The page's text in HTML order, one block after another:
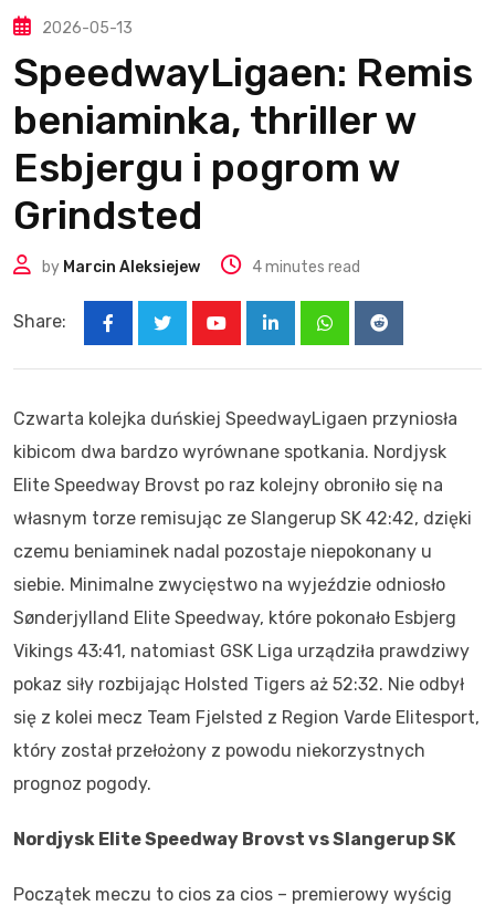
2026-05-13
SpeedwayLigaen: Remis
beniaminka, thriller w
Esbjergu i pogrom w
Grindsted
by Marcin Aleksiejew 4 minutes read
Share:
LinkedInWhatsappReddit
Czwarta kolejka duńskiej SpeedwayLigaen przyniosła
kibicom dwa bardzo wyrównane spotkania. Nordjysk
Elite Speedway Brovst po raz kolejny obroniło się na
własnym torze remisując ze Slangerup SK 42:42, dzięki
czemu beniaminek nadal pozostaje niepokonany u
siebie. Minimalne zwycięstwo na wyjeździe odniosło
Sønderjylland Elite Speedway, które pokonało Esbjerg
Vikings 43:41, natomiast GSK Liga urządziła prawdziwy
pokaz siły rozbijając Holsted Tigers aż 52:32. Nie odbył
się z kolei mecz Team Fjelsted z Region Varde Elitesport,
który został przełożony z powodu niekorzystnych
prognoz pogody.
Nordjysk Elite Speedway Brovst vs Slangerup SK
Początek meczu to cios za cios – premierowy wyścig